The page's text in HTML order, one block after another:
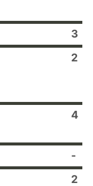
3
2
4
-
2